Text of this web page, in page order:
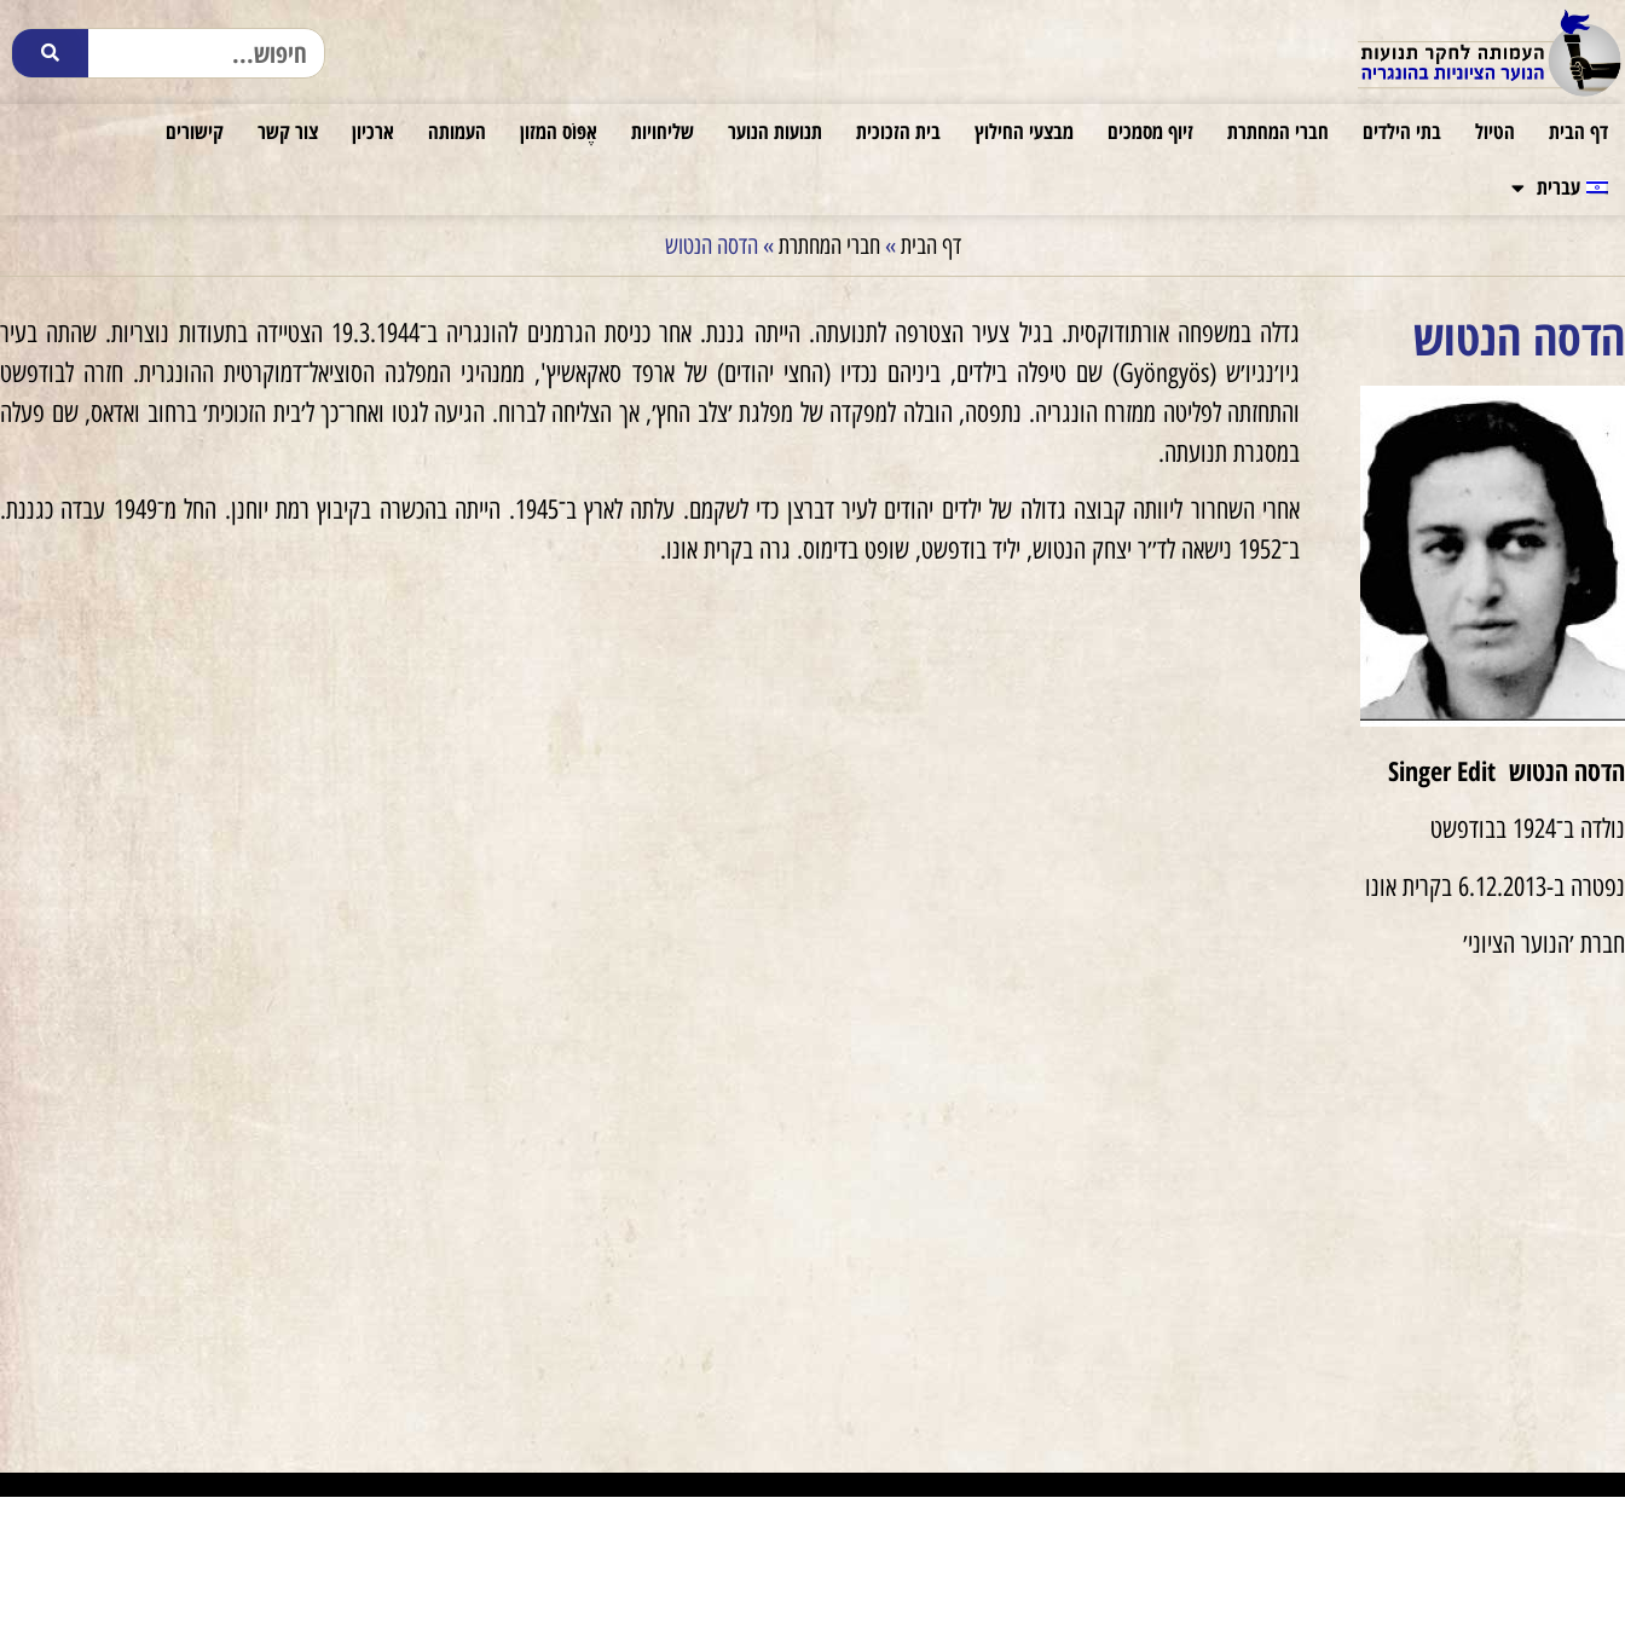
דף הבית הטיול בתי הילדים חברי המחתרת זיוף מסמכים מבצעי החילוץ בית הזכוכית תנועות הנוער שליחויות אֶפּוֹס המזון העמותה ארכיון צור קשר
קישורים
עברית
דף הבית»חברי המחתרת» הדסה הנטוש
הדסה הנטוש
הדסה הנטוש Singer Edit
נולדה ב־1924 בבודפשט
נפטרה ב-6.12.2013 בקרית אונו
חברת ׳הנוער הציוני׳
גדלה במשפחה אורתודוקסית. בגיל צעיר הצטרפה לתנועתה. הייתה גננת. אחר כניסת הגרמנים להונגריה ב־19.3.1944 הצטיידה בתעודות נוצריות. שהתה בעיר
גיו׳נגיו׳ש (Gyöngyös) שם טיפלה בילדים, ביניהם נכדיו (החצי יהודים) של ארפד סאקאשיץ', ממנהיגי המפלגה הסוציאל־דמוקרטית ההונגרית. חזרה לבודפשט
והתחזתה לפליטה ממזרח הונגריה. נתפסה, הובלה למפקדה של מפלגת ׳צלב החץ׳, אך הצליחה לברוח. הגיעה לגטו ואחר־כך ל׳בית הזכוכית׳ ברחוב ואדאס, שם פעלה
במסגרת תנועתה.
אחרי השחרור ליוותה קבוצה גדולה של ילדים יהודים לעיר דברצן כדי לשקמם. עלתה לארץ ב־1945. הייתה בהכשרה בקיבוץ רמת יוחנן. החל מ־1949 עבדה כגננת.
ב־1952 נישאה לד׳׳ר יצחק הנטוש, יליד בודפשט, שופט בדימוס. גרה בקרית אונו.